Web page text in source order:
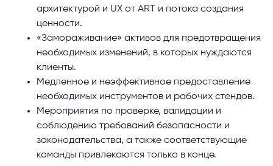
архитектурой и UX от ART и потока создания
ценности.
«Замораживание» активов для предотвращения
необходимых изменений, в которых нуждаются
клиенты.
Медленное и неэффективное предоставление
необходимых инструментов и рабочих стендов.
Мероприятия по проверке, валидации и
соблюдению требований безопасности и
законодательства, а также соответствующие
команды привлекаются только в конце.